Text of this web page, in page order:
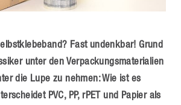
Fast undenkbar! Grund
unter den Verpackungsmaterialien
die Lupe zu nehmen: Wie ist es
PVC, PP, rPET und Papier als